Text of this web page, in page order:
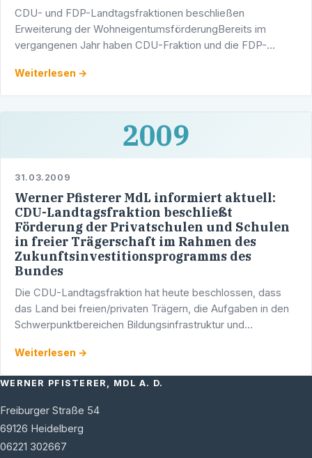
CDU- und FDP-Landtagsfraktionen beschließen
Erweiterung der WohneigentumsförderungBereits im
vergangenen Jahr haben CDU-Fraktion und die FDP-
Landeswohnraumförderungsprogramm 2010 neben der …
Weiterlesen →
2009
31.03.2009
Werner Pfisterer MdL informiert aktuell:
CDU-Landtagsfraktion beschließt
Förderung der Privatschulen und Schulen
in freier Trägerschaft im Rahmen des
Zukunftsinvestitionsprogramms des
Bundes
Die CDU-Landtagsfraktion hat heute beschlossen, dass
das Land bei freien/privaten Trägern, die Aufgaben in den
Schwerpunktbereichen Bildungsinfrastruktur und
…
Weiterlesen →
WERNER PFISTERER, MDL A. D.
Freiburger Straße 54
69126 Heidelberg
06221 302667